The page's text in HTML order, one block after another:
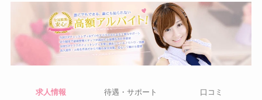
求人情報 待遇・サポート 口コミ